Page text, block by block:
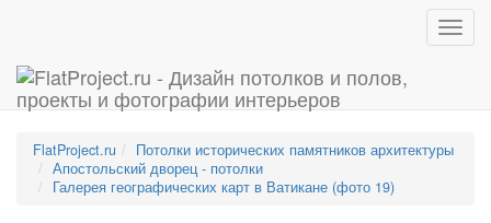
FlatProject.ru
Потолки исторических памятников архитектуры
Апостольский дворец - потолки
Галерея географических карт в Ватикане (фото 19)